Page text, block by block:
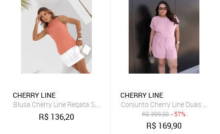
CHERRY LINE
Blusa Cherry Line Regata Sem Manga Textura Tricot Gola Redonda
R$ 136,20
CHERRY LINE
Conjunto Cherry Line Duas
R$399,00 - 57%
R$ 169,90